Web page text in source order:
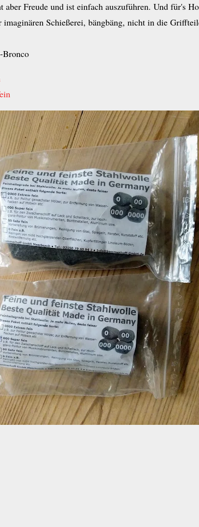
aber Freude und ist einfach auszuführen. Und für's
imaginären Schießerei, bängbäng, nicht in die
Bronco